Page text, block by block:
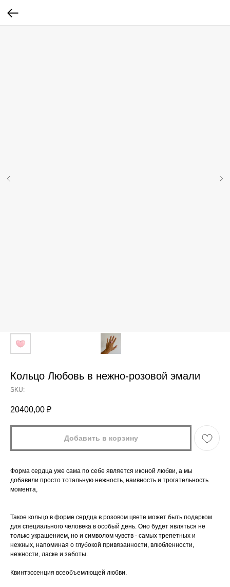
Кольцо Любовь в нежно-розовой эмали
SKU:
20400,00 ₽
Добавить в корзину
Форма сердца уже сама по себе является иконой любви, а мы
добавили просто тотальную нежность, наивность и трогательность
момента,
Такое кольцо в форме сердца в розовом цвете может быть подарком
для специального человека в особый день. Оно будет являться не
только украшением, но и символом чувств - самых трепетных и
нежных, напоминая о глубокой привязанности, влюбленности,
нежности, ласке и заботы.
Квинтэссенция всеобъемлющей любви.